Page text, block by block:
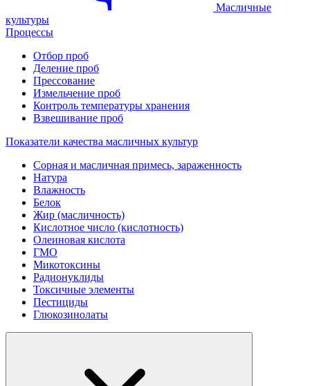
Масличные
культуры
Процессы
Отбор проб
Деление проб
Прессование
Измельчение проб
Контроль температуры хранения
Взвешивание проб
Показатели качества масличных культур
Сорная и масличная примесь, зараженность
Натура
Влажность
Белок
Жир (масличность)
Кислотное число (кислотность)
Олеиновая кислота
ГМО
Микотоксины
Радионуклиды
Токсичные элементы
Пестициды
Глюкозинолаты